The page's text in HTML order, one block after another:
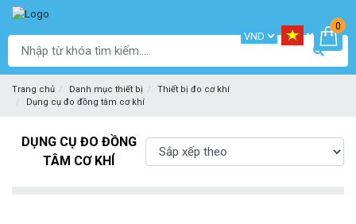
0
Trang chủ Danh mục thiết bị
Thiết bị đo cơ khí
Dụng cụ đo đồng tâm cơ khí
DỤNG CỤ ĐO ĐỒNG
TÂM CƠ KHÍ